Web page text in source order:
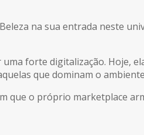
na sua entrada neste
forte digitalização. Hoje,
que dominam o
que o próprio marketplace